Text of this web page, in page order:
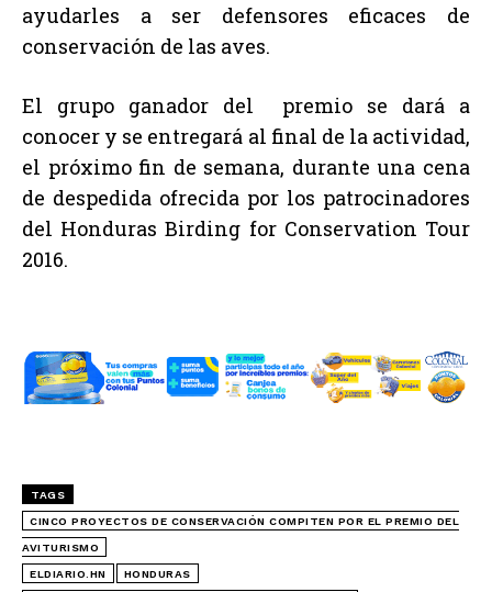
ayudarles a ser defensores eficaces de
conservación de las aves.
El grupo ganador del premio se dará a
conocer y se entregará al final de la actividad,
el próximo fin de semana, durante una cena
de despedida ofrecida por los patrocinadores
del Honduras Birding for Conservation Tour
2016.
TAGS
CINCO PROYECTOS DE CONSERVACIÓN COMPITEN POR EL PREMIO DEL
AVITURISMO
ELDIARIO.HN HONDURAS